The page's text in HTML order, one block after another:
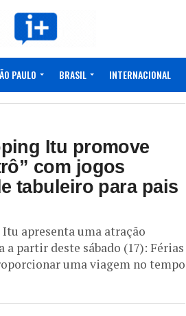
PAULO BRASIL INTERNACIONAL
Itu promove
com jogos
tabuleiro para pais
apresenta uma atração
a partir deste sábado (17): Férias
uma viagem no tempo